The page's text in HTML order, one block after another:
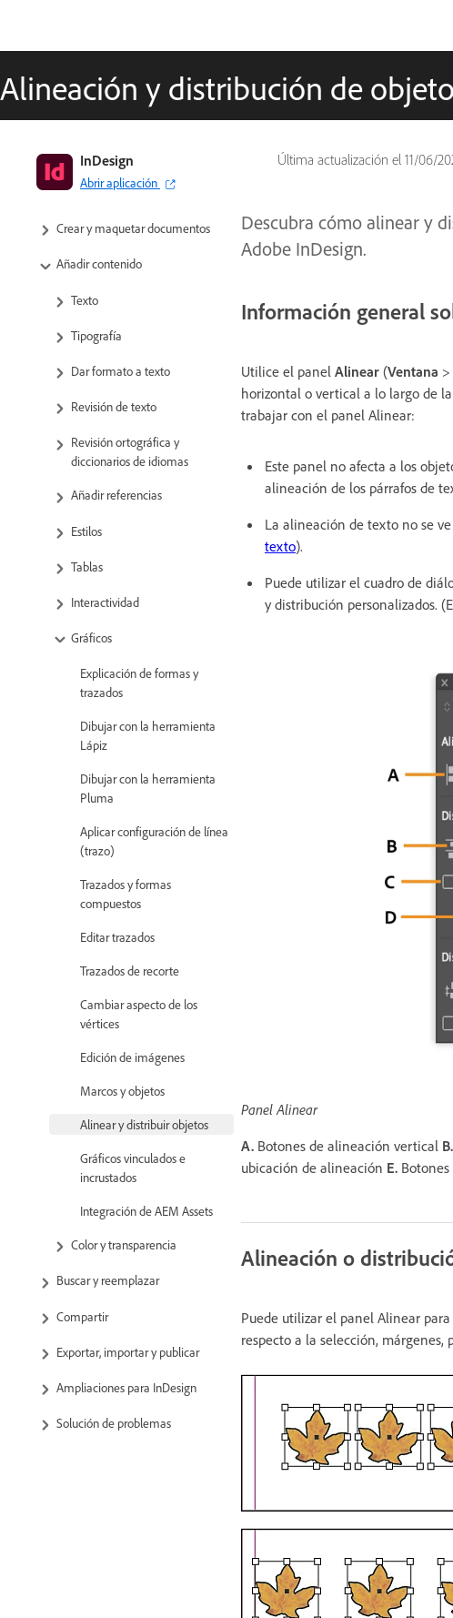
Alineación y distribución de
Última actualización el 11/06/
InDesign
Abrir aplicación
Guía del usuario de InDesign
Aprenda a usar InDesign
Crear y maquetar documentos
Añadir contenido
Texto
Tipografía
Dar formato a texto
Revisión de texto
Revisión ortográfica y
diccionarios de idiomas
Añadir referencias
Estilos
Tablas
Interactividad
Gráficos
Explicación de formas y
trazados
Dibujar con la herramienta
Lápiz
Dibujar con la herramienta
Pluma
Aplicar configuración de línea
(trazo)
Trazados y formas
compuestos
Editar trazados
Trazados de recorte
Cambiar aspecto de los
vértices
Edición de imágenes
Marcos y objetos
Alinear y distribuir objetos
Gráficos vinculados e
incrustados
Integración de AEM Assets
Color y transparencia
Buscar y reemplazar
Compartir
Exportar, importar y publicar
Ampliaciones para InDesign
Solución de problemas
Descubra cómo alinear y
Adobe InDesign.
Información general
Utilice el panel Alinear (Ventana >
horizontal o vertical a lo largo de
trabajar con el panel Alinear:
Este panel no afecta a los
alineación de los párrafos de
La alineación de texto no se
texto).
Puede utilizar el cuadro de
y distribución personalizados.
Panel Alinear
A. Botones de alineación vertical B.
ubicación de alineación E.
Alineación o
Puede utilizar el panel Alinear
respecto a la selección, márgenes,